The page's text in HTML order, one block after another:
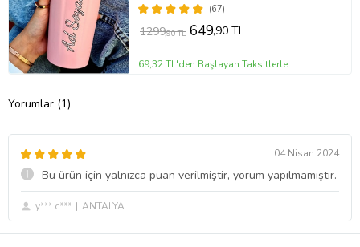
(67)
1299,90 TL 649,90 TL
69,32 TL'den Başlayan Taksitlerle
Yorumlar (1)
04 Nisan 2024
Bu ürün için yalnızca puan verilmiştir, yorum yapılmamıştır.
y*** c*** ANTALYA